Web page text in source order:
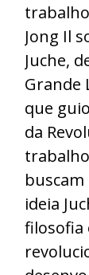
Jong Il
Juche,
Grande
que
da
ideia
filosofia